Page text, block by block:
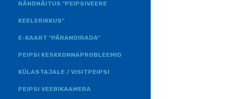
RÄNDNÄITUS "PEIPSIVEERE
KEELERIKKUS"
E-KAART "PÄRANDIRADA"
PEIPSI KESKKONNAPROBLEEMID
KÜLASTAJALE / VISITPEIPSI
PEIPSI VEEBIKAAMERA